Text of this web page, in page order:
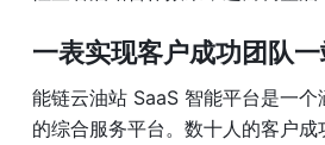
一表实现客户成功团队
能链云油站 SaaS 智能平台是一个
的综合服务平台。数十人的客户